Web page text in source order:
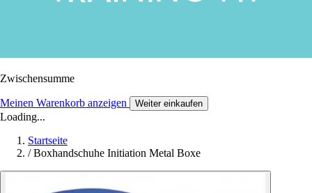
Zwischensumme
Meinen Warenkorb anzeigen Weiter einkaufen
Loading...
Startseite
/ Boxhandschuhe Initiation Metal Boxe